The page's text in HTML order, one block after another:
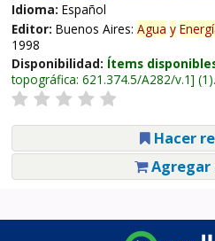
Idioma: Español
Editor: Buenos Aires: Agua y
1998
Disponibilidad: Ítems
topográfica: 621.374.5/A282/v.1 (1).
Hacer
Agregar